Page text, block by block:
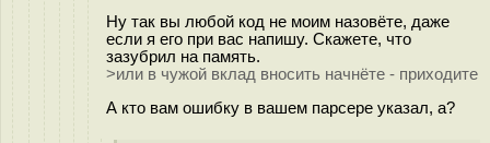
Ну так вы любой код не моим назовёте, даже
если я его при вас напишу. Скажете, что
зазубрил на память.
>или в чужой вклад вносить начнёте - приходите
А кто вам ошибку в вашем парсере указал, а?